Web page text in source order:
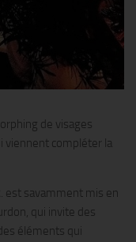
de visages
viennent compléter la
est savamment mis en
qui invite des
éléments qui